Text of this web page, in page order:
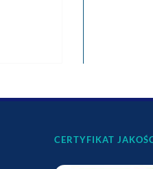
CERTYFIKAT